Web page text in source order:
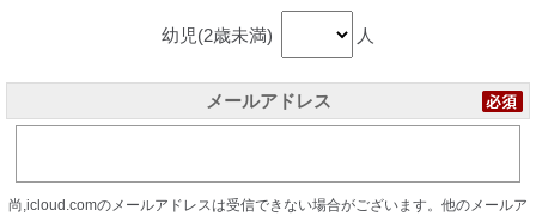
幼児(2歳未満) 人
メールアドレス
尚,icloud.comのメールアドレスは受信できない場合がございます。他のメールア